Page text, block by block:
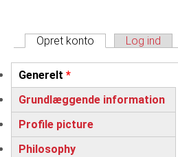
Opret konto (aktiv fane)Log ind
Vertikale
Generelt *
(active tab)
Grundlæggende information
Profile picture
Philosophy